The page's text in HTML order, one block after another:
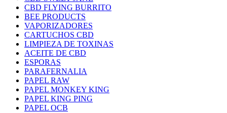
CBD FLYING BURRITO
BEE PRODUCTS
VAPORIZADORES
CARTUCHOS CBD
LIMPIEZA DE TOXINAS
ACEITE DE CBD
ESPORAS
PARAFERNALIA
PAPEL RAW
PAPEL MONKEY KING
PAPEL KING PING
PAPEL OCB